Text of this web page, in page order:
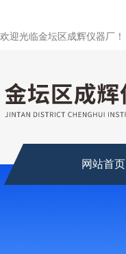
欢迎光临金坛区成辉仪器厂！
网站首页